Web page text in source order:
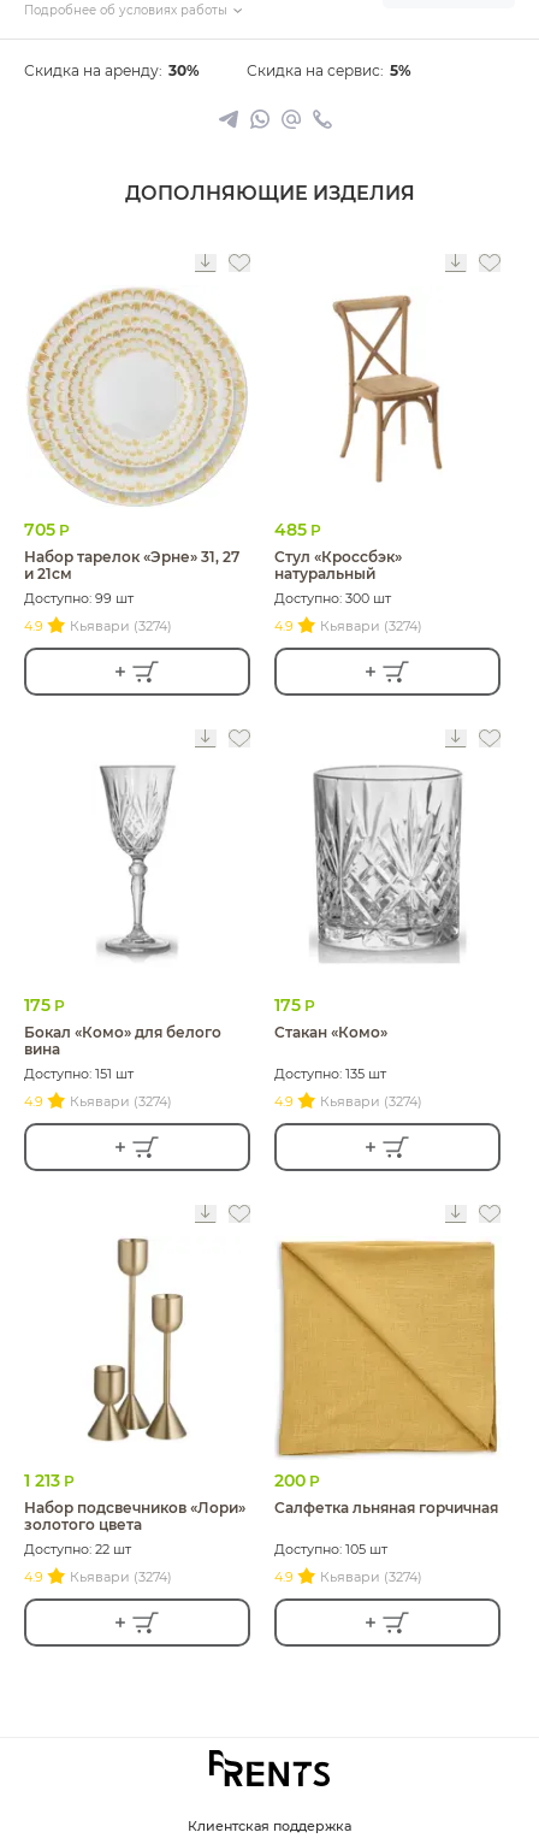
Подробнее об условиях работы
Скидка на аренду: 30% Скидка на сервис: 5%
ДОПОЛНЯЮЩИЕ ИЗДЕЛИЯ
705 Р
Набор тарелок «Эрне» 31, 27
и 21см
Доступно: 99 шт
4.9
Кьявари (3274)
485 Р
Стул «Кроссбэк»
натуральный
Доступно: 300 шт
4.9
Кьявари (3274)
175 Р
Бокал «Комо» для белого
вина
Доступно: 151 шт
4.9
Кьявари (3274)
175 Р
Стакан «Комо»
Доступно: 135 шт
4.9
Кьявари (3274)
1 213 Р
Набор подсвечников «Лори»
золотого цвета
Доступно: 22 шт
4.9
Кьявари (3274)
200 Р
Салфетка льняная горчичная
Доступно: 105 шт
4.9
Кьявари (3274)
Клиентская поддержка